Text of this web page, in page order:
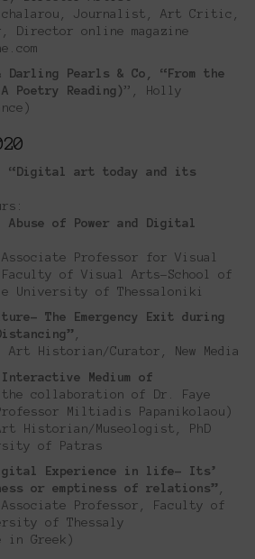
Journalist, Art Critic,
Director online magazine
Darling Pearls & Co, “From the
Poetry Reading) ”, Holly
“Digital art today and its
Abuse of Power and Digital
Professor for Visual
of Visual Arts-School of
University of Thessaloniki
The Emergency Exit during
,
Art Historian/Curator, New Media
Medium of
collaboration of Dr. Faye
Miltiadis Papanikolaou)
Historian/Museologist, PhD
of Patras
Experience in life- Its’
or emptiness of relations” ,
Professor, Faculty of
of Thessaly
in Greek)